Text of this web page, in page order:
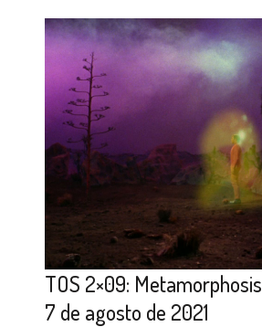
TOS 2×09: Metamorphosis
7 de agosto de 2021